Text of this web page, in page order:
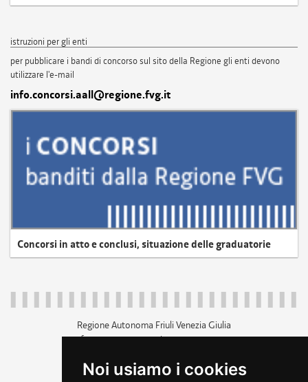
Noi usiamo i cookies
istruzioni per gli enti
per pubblicare i bandi di concorso sul sito della Regione gli enti devono
utilizzare l'e-mail
info.concorsi.aall@regione.fvg.it
Concorsi in atto e conclusi, situazione delle graduatorie
Regione Autonoma Friuli Venezia Giulia
c.f. 80014930327; p.iva 00526040324
+39 040 3771111